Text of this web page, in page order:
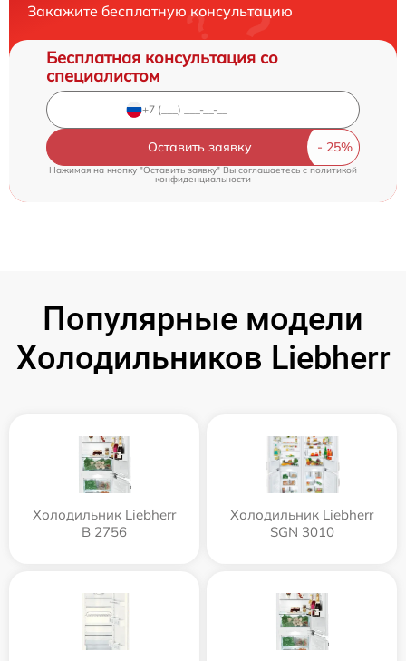
Закажите бесплатную консультацию
Бесплатная консультация со
специалистом
Оставить заявку
Нажимая на кнопку "Оставить заявку" Вы соглашаетесь cполитикой
конфиденциальности
Популярные модели
Холодильников Liebherr
Холодильник Liebherr
B 2756
Холодильник Liebherr
SGN 3010